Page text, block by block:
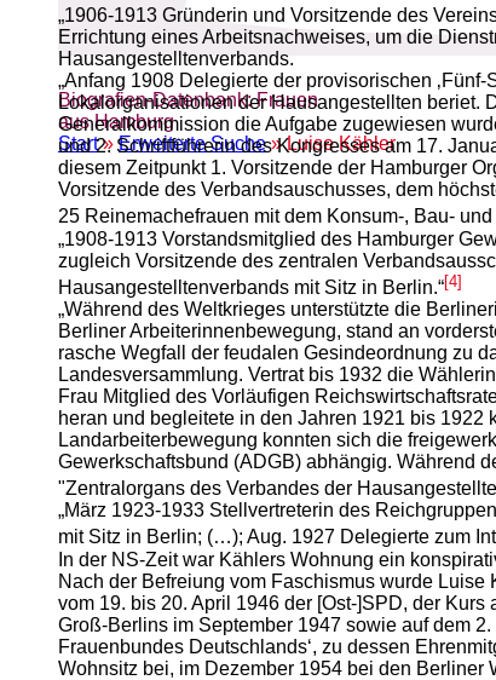
Biografien-Datenbank: Frauen
aus Hamburg
Start»Erweiterte Suche» Luise Kähler
„1906-1913 Gründerin und Vorsitzende des
Errichtung eines Arbeitsnachweises, um die
Hausangestelltenverbands.
„Anfang 1908 Delegierte der provisorischen
Lokalorganisationen der Hausangestellten beriet.
Generalkommission die Aufgabe zugewiesen
und 2. Schriftführerin des Kongresses am 17.
diesem Zeitpunkt 1. Vorsitzende der Hamburger
Vorsitzende des Verbandsauschusses, dem
25 Reinemachefrauen mit dem Konsum-, Bau- und
„1908-1913 Vorstandsmitglied des Hamburger
zugleich Vorsitzende des zentralen
Hausangestelltenverbands mit Sitz in Berlin.“[4]
„Während des Weltkrieges unterstützte die
Berliner Arbeiterinnenbewegung, stand an
rasche Wegfall der feudalen Gesindeordnung zu
Landesversammlung. Vertrat bis 1932 die
Frau Mitglied des Vorläufigen
heran und begleitete in den Jahren 1921 bis
Landarbeiterbewegung konnten sich die
Gewerkschaftsbund (ADGB) abhängig. Während
"Zentralorgans des Verbandes der
„März 1923-1933 Stellvertreterin des
mit Sitz in Berlin; (…); Aug. 1927 Delegierte zum
In der NS-Zeit war Kählers Wohnung ein
Nach der Befreiung vom Faschismus wurde
vom 19. bis 20. April 1946 der [Ost-]SPD, der
Groß-Berlins im September 1947 sowie auf dem
Frauenbundes Deutschlands‘, zu dessen
Wohnsitz bei, im Dezember 1954 bei den